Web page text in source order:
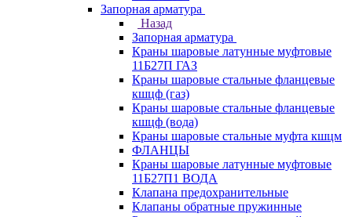
Запорная арматура
Назад
Запорная арматура
Краны шаровые латунные муфтовые
11Б27П ГАЗ
Краны шаровые стальные фланцевые
кшцф (газ)
Краны шаровые стальные фланцевые
кшцф (вода)
Краны шаровые стальные муфта кшцм
ФЛАНЦЫ
Краны шаровые латунные муфтовые
11Б27П1 ВОДА
Клапана предохранительные
Клапаны обратные пружинные